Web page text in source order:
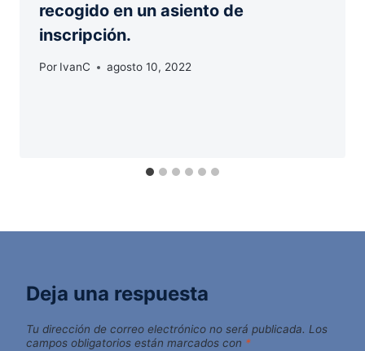
recogido en un asiento de
inscripción.
Por IvanC agosto 10, 2022
Deja una respuesta
Tu dirección de correo electrónico no será publicada. Los
campos obligatorios están marcados con *